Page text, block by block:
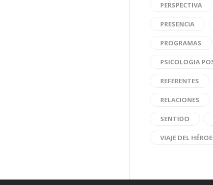
PERSPECTIVA
PRESENCIA
PROGRAMAS
PSICOLOGIA
REFERENTES
RELACIONES
SENTIDO
VIAJE DEL HÉROE